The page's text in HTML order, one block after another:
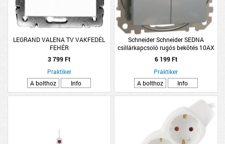
LEGRAND VALENA TV VAKFEDÉL
FEHÉR
3 799 Ft
Praktiker
A bolthoz
Info
Schneider Schneider SEDNA
csillárkapcsoló rugós bekötés 10AX
alumínium
6 199 Ft
Praktiker
A bolthoz
Info